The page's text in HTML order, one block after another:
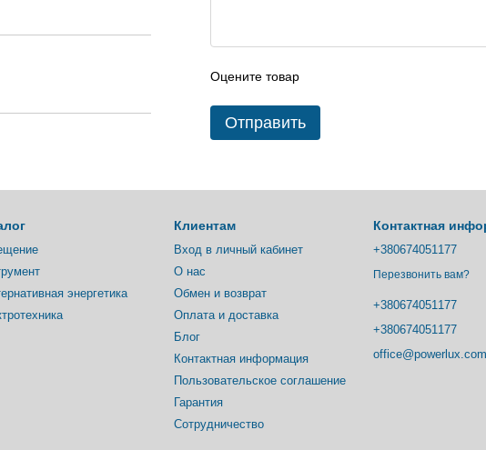
Оцените товар
Отправить
энергетика
Клиентам
Вход в личный кабинет
О нас
Обмен и возврат
Оплата и доставка
Блог
Контактная информация
Пользовательское соглашение
Гарантия
Сотрудничество
Контактная
+380674051177
Перезвонить вам?
+380674051177
+380674051177